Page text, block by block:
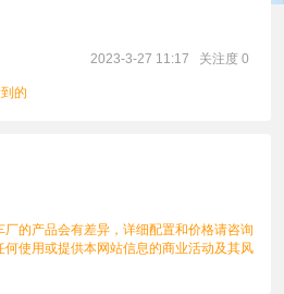
2023-3-27 11:17 关注度 0
的
的产品会有差异，详细配置和价格请咨询
使用或提供本网站信息的商业活动及其风